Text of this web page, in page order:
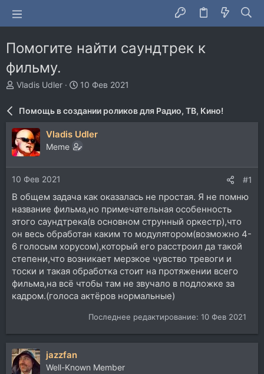
Помогите найти саундтрек к
фильму.
А
т
р
т
е
ы
Vladis Udler
Д
а
н
а
ч
10 Фев 2021
Помощь в создании роликов для Радио, ТВ, Кино!
Vladis Udler
Memе
10 Фев 2021 #1
В общем задача как оказалась не простая. Я не помню
название фильма,но примечательная особенность
этого саундтрека(в основном струнный оркестр),что
он весь обработан каким то модулятором(возможно 4-
6 голосым хорусом),который его расстроил да такой
степени,что возникает мерзкое чувство тревоги и
тоски и такая обработка стоит на протяжении всего
фильма,на всё чтобы там не звучало в подложке за
кадром.(голоса актёров нормальные)
Последнее редактирование: 10 Фев 2021
jazzfan
Well-Known Member